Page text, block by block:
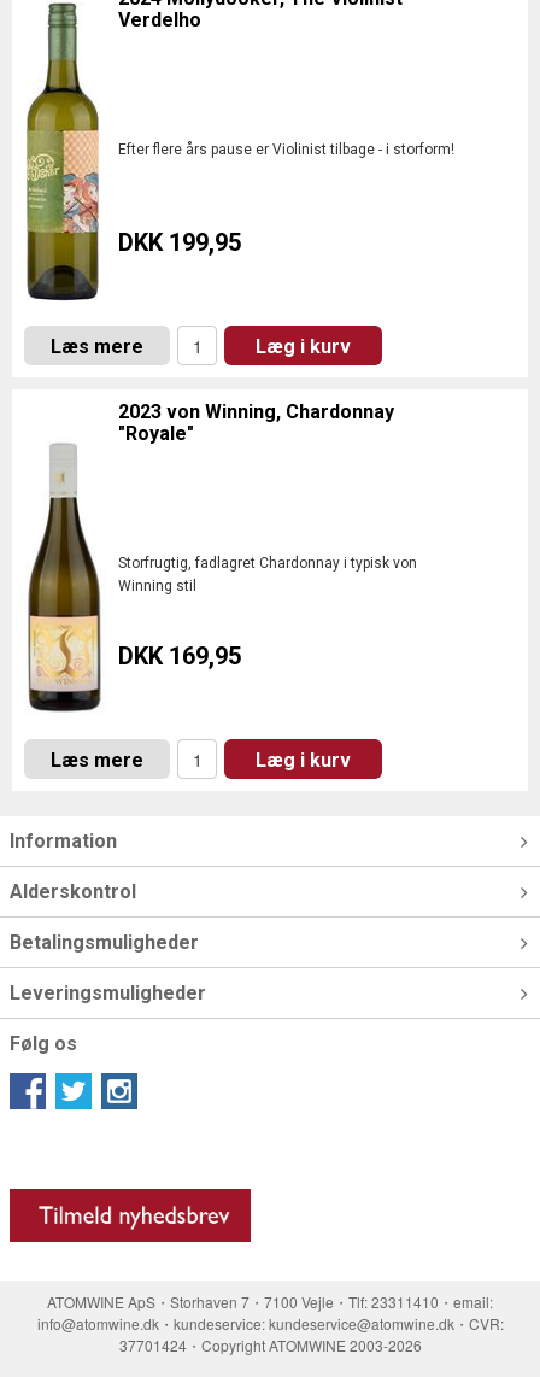
Verdelho
Efter flere års pause er Violinist tilbage - i storform!
DKK 199,95
Læs mere Læg i kurv
2023 von Winning, Chardonnay
"Royale"
Storfrugtig, fadlagret Chardonnay i typisk von
Winning stil
DKK 169,95
Læs mere Læg i kurv
Information
Alderskontrol
Betalingsmuligheder
Leveringsmuligheder
Følg os
ATOMWINE ApS・Storhaven 7・7100 Vejle・Tlf: 23311410・email:
info@atomwine.dk・kundeservice: kundeservice@atomwine.dk・CVR:
37701424・Copyright ATOMWINE 2003-2026